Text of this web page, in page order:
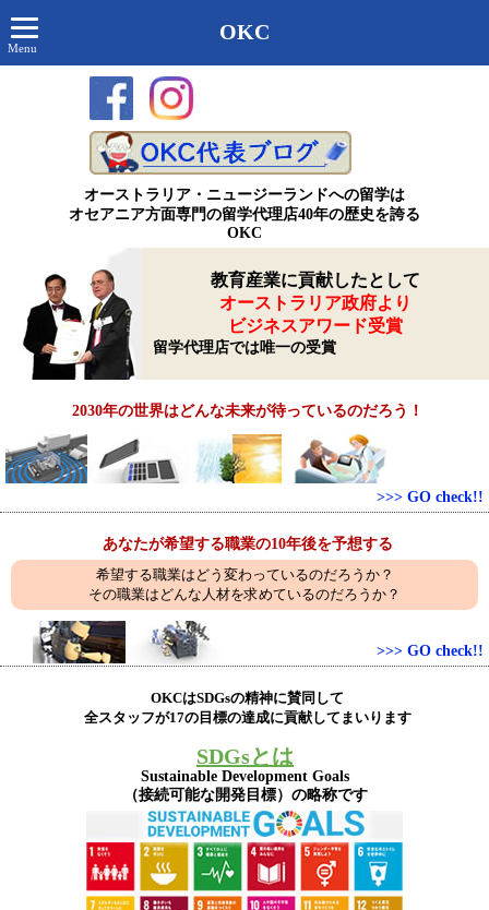
Menu
OKC
オーストラリア・ニュージーランドへの留学は
オセアニア方面専門の留学代理店40年の歴史を誇る
OKC
教育産業に貢献したとして
オーストラリア政府より
ビジネスアワード受賞
留学代理店では唯一の受賞
2030年の世界はどんな未来が待っているのだろう！
>>> GO check!!
あなたが希望する職業の10年後を予想する
希望する職業はどう変わっているのだろうか？
その職業はどんな人材を求めているのだろうか？
>>> GO check!!
OKCはSDGsの精神に賛同して
全スタッフが17の目標の達成に貢献してまいります
SDGsとは
Sustainable Development Goals
（接続可能な開発目標）の略称です